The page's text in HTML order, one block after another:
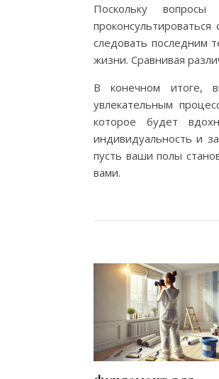
Поскольку
следовать последним
жизни. Сравнивая
В конечном итоге,
увлекательным
которое будет
индивидуальность и
пусть ваши полы
вами.